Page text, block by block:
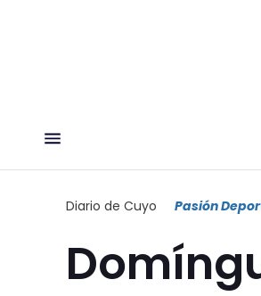
Diario de Cuyo Pasión